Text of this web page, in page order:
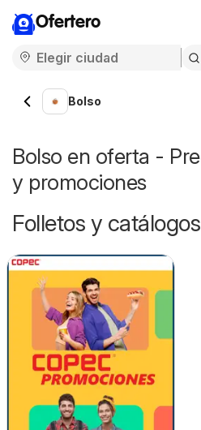
Ofertero
Bolso
Bolso en oferta -
y promociones
Folletos y